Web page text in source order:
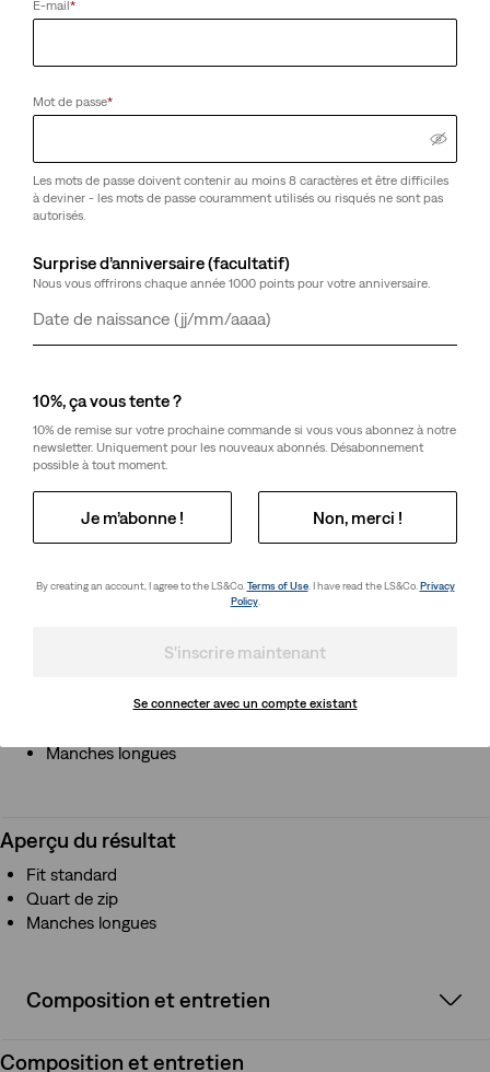
Sélectionner la quantité
d’achat.
Livraison et retours
zippé et un fit classique décontracté. Il est rehaussé de
notre logo signature.
Un sweat décontracté
Couleur: Blazer Navy - Bleu
Aperçu du résultat
Fit standard
Manches longues
Aperçu du résultat
Fit standard
Quart de zip
Manches longues
Composition et entretien
Composition et entretien
E-mail*
Mot de passe*
Les mots de passe doivent contenir au moins 8 caractères et être difficiles
à deviner - les mots de passe couramment utilisés ou risqués ne sont pas
autorisés.
Surprise d’anniversaire (facultatif)
Nous vous offrirons chaque année 1000 points pour votre anniversaire.
Jour
Mois
Année
10%, ça vous tente ?
10% de remise sur votre prochaine commande si vous vous abonnez à notre
newsletter. Uniquement pour les nouveaux abonnés. Désabonnement
possible à tout moment.
Je m’abonne ! Non, merci !
By creating an account, I agree to the LS&Co. Terms of Use. I have read the LS&Co. Privacy
Policy.
S'inscrire maintenant
Se connecter avec un compte existant